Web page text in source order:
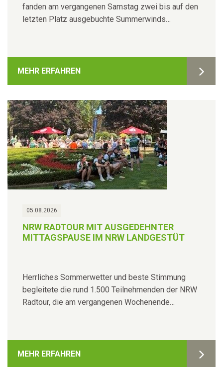
fanden am vergangenen Samstag zwei bis auf den
letzten Platz ausgebuchte Summerwinds…
MEHR ERFAHREN
05.08.2026
NRW RADTOUR MIT AUSGEDEHNTER
MITTAGSPAUSE IM NRW LANDGESTÜT
Herrliches Sommerwetter und beste Stimmung
begleitete die rund 1.500 Teilnehmenden der NRW
Radtour, die am vergangenen Wochenende…
MEHR ERFAHREN